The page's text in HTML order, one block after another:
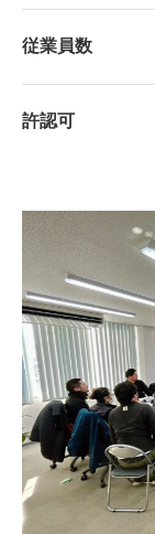
従業員数
許認可